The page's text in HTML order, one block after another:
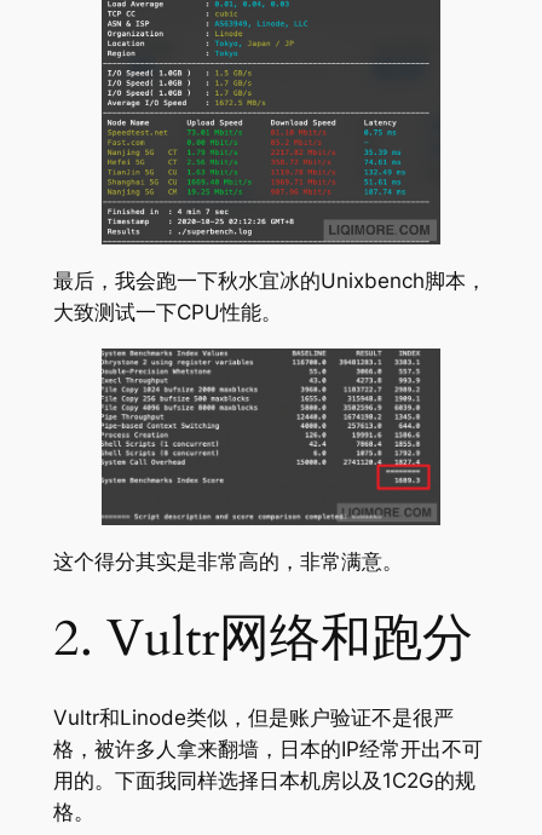
最后，我会跑一下秋水宜冰的Unixbench脚本，
大致测试一下CPU性能。
这个得分其实是非常高的，非常满意。
2. Vultr网络和跑分
Vultr和Linode类似，但是账户验证不是很严
格，被许多人拿来翻墙，日本的IP经常开出不可
用的。下面我同样选择日本机房以及1C2G的规
格。